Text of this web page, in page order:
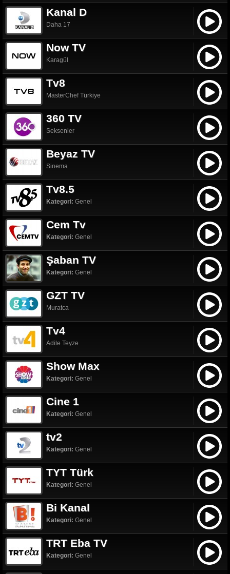
Kanal D
Daha 17
Now TV
Karagül
Tv8
MasterChef Türkiye
360 TV
Seksenler
Beyaz TV
Sinema
Tv8.5
Kategori: Genel
Cem Tv
Kategori: Genel
Şaban TV
Kategori: Genel
GZT TV
Muratca
Tv4
Adile Teyze
Show Max
Kategori: Genel
Cine 1
Kategori: Genel
tv2
Kategori: Genel
TYT Türk
Kategori: Genel
Bi Kanal
Kategori: Genel
TRT Eba TV
Kategori: Genel